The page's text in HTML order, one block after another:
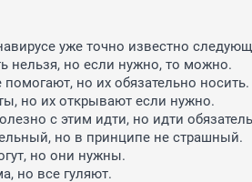
уже точно известно
нельзя, но если нужно, то можно.
но их обязательно носить.
но их открывают если нужно.
с этим идти, но идти
но в принципе не страшный.
но они нужны.
но все гуляют.